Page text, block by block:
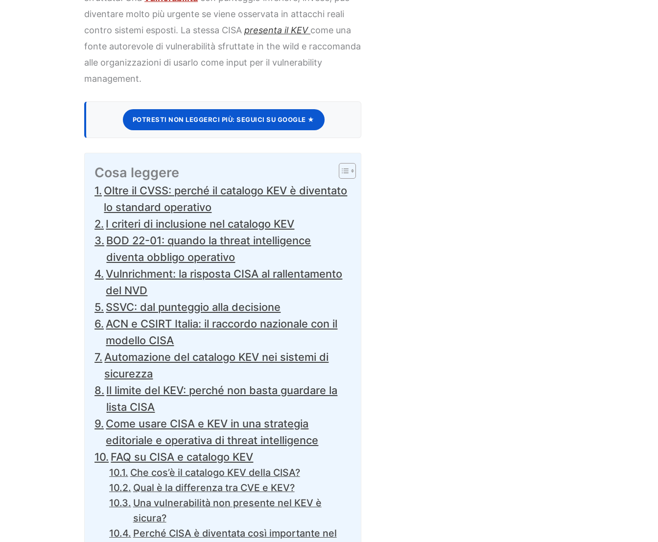
diventare molto più urgente se viene osservata in attacchi reali
contro sistemi esposti. La stessa CISApresenta il KEV come una
fonte autorevole di vulnerabilità sfruttate in the wild e raccomanda
alle organizzazioni di usarlo come input per il vulnerability
management.
POTRESTI NON LEGGERCI PIÙ: SEGUICI SU GOOGLE ★
Cosa leggere
Oltre il CVSS: perché il catalogo KEV è diventato
lo standard operativo
I criteri di inclusione nel catalogo KEV
BOD 22-01: quando la threat intelligence
diventa obbligo operativo
Vulnrichment: la risposta CISA al rallentamento
del NVD
SSVC: dal punteggio alla decisione
ACN e CSIRT Italia: il raccordo nazionale con il
modello CISA
Automazione del catalogo KEV nei sistemi di
sicurezza
Il limite del KEV: perché non basta guardare la
lista CISA
Come usare CISA e KEV in una strategia
editoriale e operativa di threat intelligence
FAQ su CISA e catalogo KEV
Che cos’è il catalogo KEV della CISA?
Qual è la differenza tra CVE e KEV?
Una vulnerabilità non presente nel KEV è
sicura?
Perché CISA è diventata così importante nel